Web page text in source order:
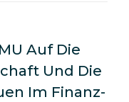
Auf Die
Und Die
Im Finanz-